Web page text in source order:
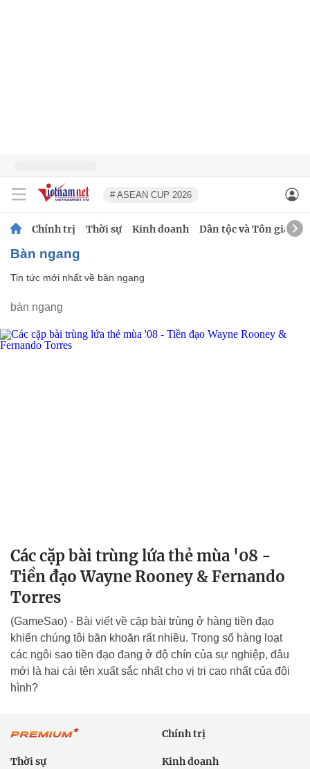
# ASEAN CUP 2026
Chính trị Thời sự Kinh doanh Dân tộc và Tôn giáo
bàn ngang
Tin tức mới nhất về bàn ngang
bàn ngang
Các cặp bài trùng lứa thẻ mùa '08 -
Tiền đạo Wayne Rooney & Fernando
Torres
(GameSao) - Bài viết về cặp bài trùng ở hàng tiền đạo
khiến chúng tôi băn khoăn rất nhiều. Trong số hàng loạt
các ngôi sao tiền đạo đang ở độ chín của sự nghiệp, đâu
mới là hai cái tên xuất sắc nhất cho vị tri cao nhất của đội
hình?
Chính trị
Thời sự Kinh doanh